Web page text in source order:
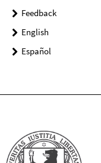
Feedback
English
Español